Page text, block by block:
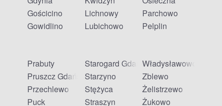
Gościcino
Gowidlino
Lichnowy
Lubichowo
Parchowo
Pelplin
Prabuty
Pruszcz Gdański
Przechlewo
Puck
Starogard Gdański
Starzyno
Stężyca
Straszyn
Władysławowo
Zblewo
Żelistrzewo
Żukowo